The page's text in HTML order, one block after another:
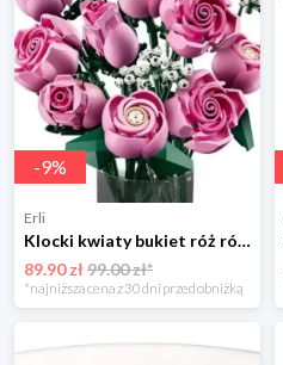
-9%
Erli
Klocki kwiaty bukiet róż różowe róże 789 elementów wieczna ozdoba
89.90 zł99.00 zł*
*najniższa cena z 30 dni przed obniżką